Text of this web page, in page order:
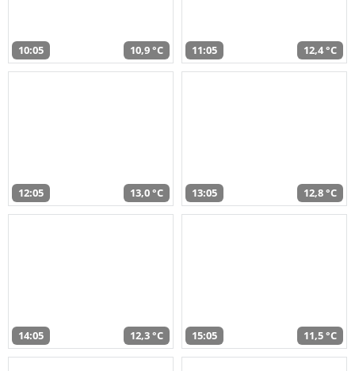
10:05 10,9 °C 11:05 12,4 °C
12:05 13,0 °C 13:05 12,8 °C
14:05 12,3 °C 15:05 11,5 °C